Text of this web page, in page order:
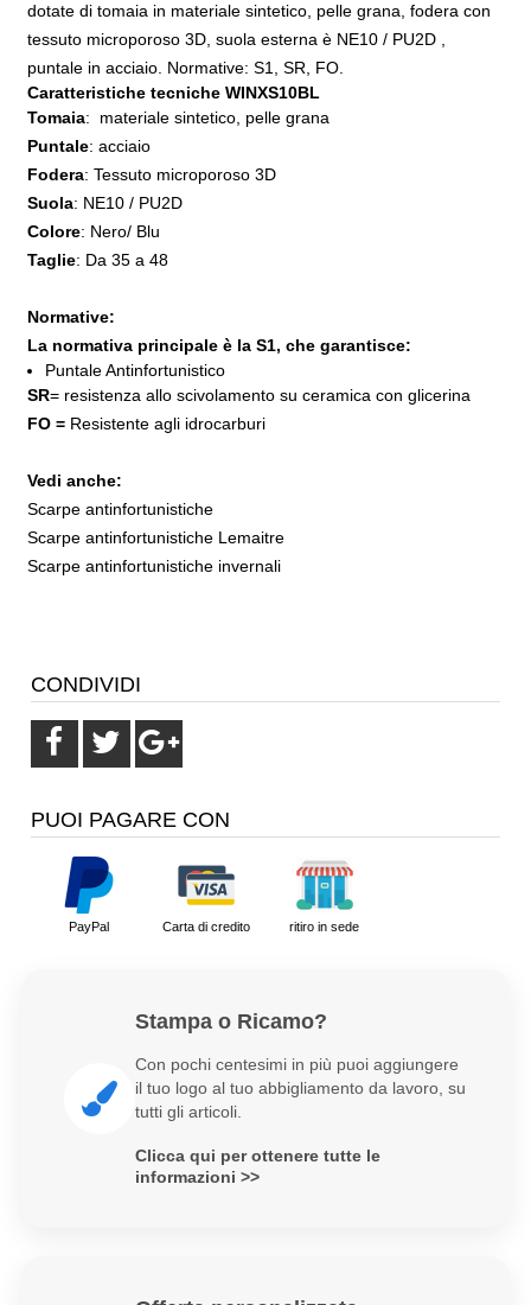
dotate di tomaia in materiale sintetico, pelle grana, fodera con
tessuto microporoso 3D, suola esterna è NE10 / PU2D ,
puntale in acciaio. Normative: S1, SR, FO.
Caratteristiche tecniche WINXS10BL
Tomaia: materiale sintetico, pelle grana
Puntale: acciaio
Fodera: Tessuto microporoso 3D
Suola: NE10 / PU2D
Colore: Nero/ Blu
Taglie: Da 35 a 48
Normative:
La normativa principale è la S1, che garantisce:
Puntale Antinfortunistico
SR= resistenza allo scivolamento su ceramica con glicerina
FO = Resistente agli idrocarburi
Vedi anche:
Scarpe antinfortunistiche
Scarpe antinfortunistiche Lemaitre
Scarpe antinfortunistiche invernali
CONDIVIDI
PUOI PAGARE CON
PayPal Carta di credito ritiro in sede
Stampa o Ricamo?
Con pochi centesimi in più puoi aggiungere
il tuo logo al tuo abbigliamento da lavoro, su
tutti gli articoli.
Clicca qui per ottenere tutte le
informazioni >>